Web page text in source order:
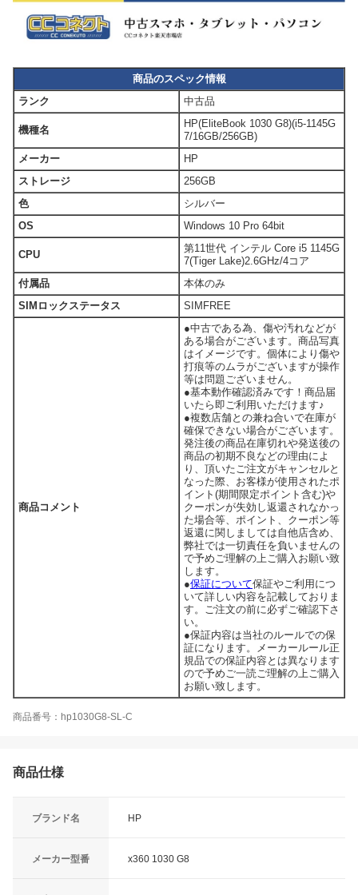
商品のスペック情報
ランク
中古品
機種名
HP(EliteBook 1030 G8)(i5-1145G
7/16GB/256GB)
メーカー
HP
ストレージ
256GB
色
シルバー
OS
Windows 10 Pro 64bit
CPU
第11世代 インテル Core i5 1145G
7(Tiger Lake)2.6GHz/4コア
付属品
本体のみ
SIMロックステータス
SIMFREE
商品コメント
●中古である為、傷や汚れなどが
ある場合がございます。商品写真
はイメージです。個体により傷や
打痕等のムラがございますが操作
等は問題ございません。
●基本動作確認済みです！商品届
いたら即ご利用いただけます♪
●複数店舗との兼ね合いで在庫が
確保できない場合がございます。
発注後の商品在庫切れや発送後の
商品の初期不良などの理由によ
り、頂いたご注文がキャンセルと
なった際、お客様が使用されたポ
イント(期間限定ポイント含む)や
クーポンが失効し返還されなかっ
た場合等、ポイント、クーポン等
返還に関しましては自他店含め、
弊社では一切責任を負いませんの
で予めご理解の上ご購入お願い致
します。
●保証について保証やご利用につ
いて詳しい内容を記載しておりま
す。ご注文の前に必ずご確認下さ
い。
●保証内容は当社のルールでの保
証になります。メーカールール正
規品での保証内容とは異なります
ので予めご一読ご理解の上ご購入
お願い致します。
商品番号：hp1030G8-SL-C
商品仕様
ブランド名 HP
メーカー型番 x360 1030 G8